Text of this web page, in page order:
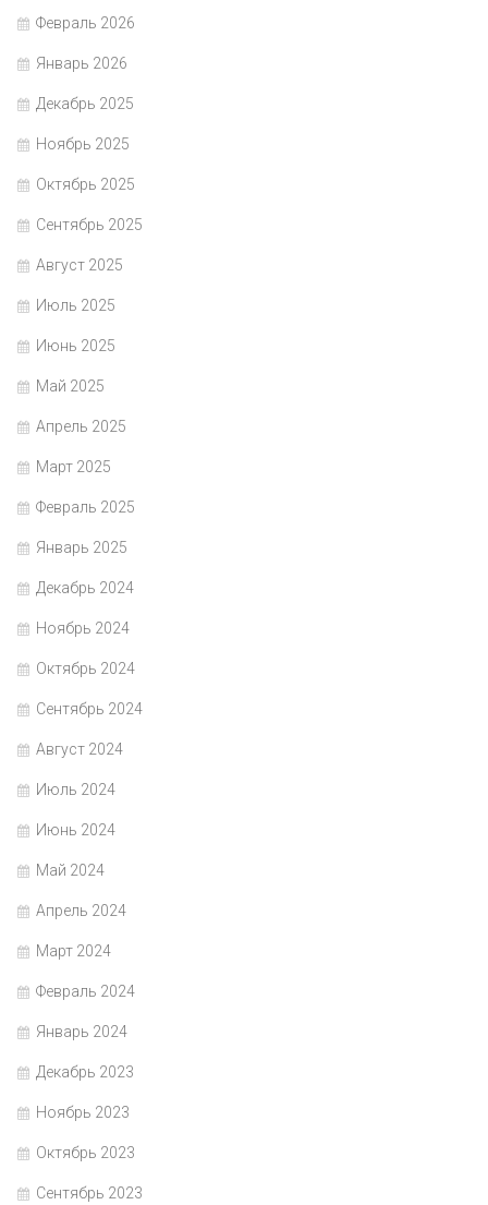
Февраль 2026
Январь 2026
Декабрь 2025
Ноябрь 2025
Октябрь 2025
Сентябрь 2025
Август 2025
Июль 2025
Июнь 2025
Май 2025
Апрель 2025
Март 2025
Февраль 2025
Январь 2025
Декабрь 2024
Ноябрь 2024
Октябрь 2024
Сентябрь 2024
Август 2024
Июль 2024
Июнь 2024
Май 2024
Апрель 2024
Март 2024
Февраль 2024
Январь 2024
Декабрь 2023
Ноябрь 2023
Октябрь 2023
Сентябрь 2023